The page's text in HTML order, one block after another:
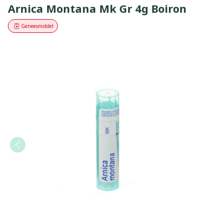
Arnica Montana Mk Gr 4g Boiron
Geneesmiddel